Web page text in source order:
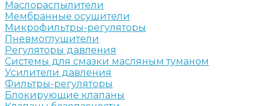
Маслораспылители
Мембранные осушители
Микрофильтры-регуляторы
Пневмоглушители
Регуляторы давления
Системы для смазки масляным туманом
Усилители давления
Фильтры-регуляторы
Блокирующие клапаны